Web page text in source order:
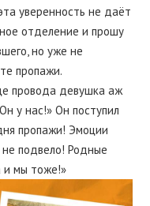
уверенность не даёт
отделение и прошу
но уже не
пропажи.
провода девушка аж
у нас!» Он поступил
пропажи! Эмоции
подвело! Родные
и мы тоже!»